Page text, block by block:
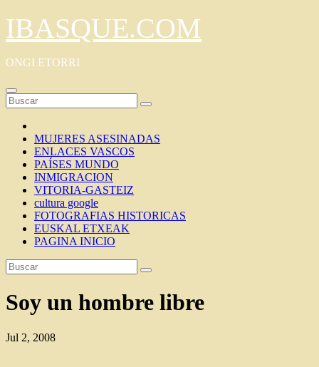
Saltar
contenido
IBASQUE.COM
ONGI ETORRI
MUJERES ASESINADAS
ENLACES VASCOS
PAÍSES MUNDO
INMIGRACION
VITORIA-GASTEIZ
cultura google
FOTOGRAFIAS HISTORICAS
EUSKAL ETXEAK
PAGINA INICIO
Soy un hombre libre
Jul 2, 2008